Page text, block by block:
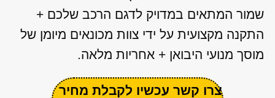
שמור המתאים במדויק לדגם הרכב שלכם +
התקנה מקצועית על ידי צוות מכונאים מיומן של
מוסך מנועי היבואן + אחריות מלאה.
צרו קשר עכשיו לקבלת מחיר